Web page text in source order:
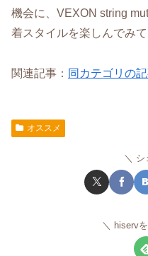
機会に、VEXON string
着スタイルを楽しんでみ
関連記事： 同カテゴリの
オススメ
シ
hiserv